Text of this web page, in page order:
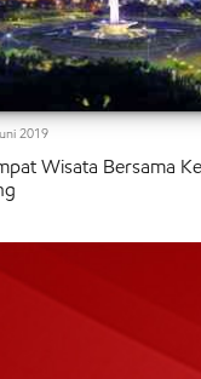
2019
Wisata Bersama